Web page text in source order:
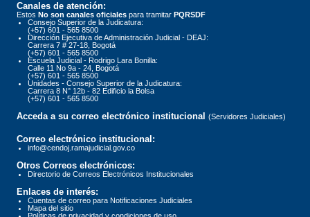
Canales de atención:
Estos No son canales oficiales para tramitar PQRSDF
Consejo Superior de la Judicatura:
(+57) 601 - 565 8500
Dirección Ejecutiva de Administración Judicial - DEAJ:
Carrera 7 # 27-18, Bogotá
(+57) 601 - 565 8500
Escuela Judicial - Rodrigo Lara Bonilla:
Calle 11 No 9a - 24, Bogotá
(+57) 601 - 565 8500
Unidades - Consejo Superior de la Judicatura:
Carrera 8 N° 12b - 82 Edificio la Bolsa
(+57) 601 - 565 8500
Acceda a su correo electrónico institucional (Servidores Judiciales)
Correo electrónico institucional:
info@cendoj.ramajudicial.gov.co
Otros Correos electrónicos:
Directorio de Correos Electrónicos Institucionales
Enlaces de interés:
Cuentas de correo para Notificaciones Judiciales
Mapa del sitio